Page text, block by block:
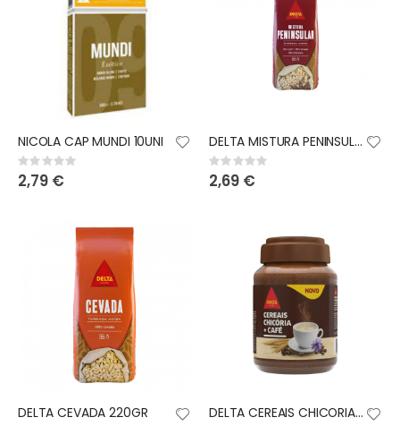
NICOLA CAP MUNDI 10UNI
Rating:
0%
2,79 €
DELTA MISTURA PENINSULAR 220GR
Rating:
0%
2,69 €
DELTA CEVADA 220GR DELTA CEREAIS CHICORIA +CAFE 200GR